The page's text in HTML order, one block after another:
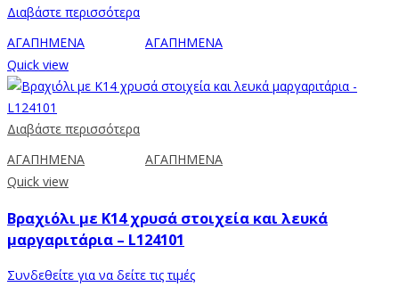
Διαβάστε περισσότερα
ΑΓΑΠΗΜΕΝΑ
ΑΓΑΠΗΜΕΝΑ
Quick view
Διαβάστε περισσότερα
ΑΓΑΠΗΜΕΝΑ
ΑΓΑΠΗΜΕΝΑ
Quick view
Βραχιόλι με Κ14 χρυσά στοιχεία και λευκά
μαργαριτάρια – L124101
Συνδεθείτε για να δείτε τις τιμές